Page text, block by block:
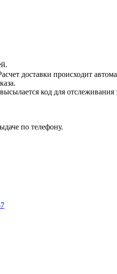
доставки происходит
код для отслеживания
по телефону.